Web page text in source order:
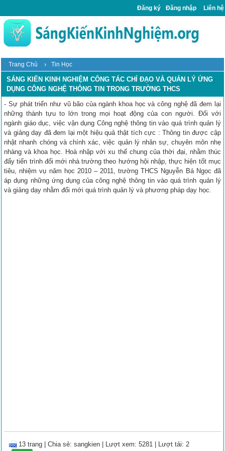
Đăng ký Đăng nhập Liên hệ
Trang Chủ › Tin Học
SÁNG KIẾN KINH NGHIỆM CÔNG TÁC CHỈ ĐẠO VÀ QUẢN LÝ ỨNG
DỤNG CÔNG NGHỆ THÔNG TIN TRONG TRƯỜNG THCS
- Sự phát triển như vũ bão của ngành khoa học và công nghệ đã đem lại
những thành tựu to lớn trong mọi hoạt động của con người. Đối với
ngành giáo dục, việc vận dụng Công nghệ thông tin vào quá trình quản lý
và giảng dạy đã đem lại một hiệu quả thật tích cực : Thông tin được cập
nhật nhanh chóng và chính xác, việc quản lý nhân sự, chuyên môn nhẹ
nhàng và khoa học. Hoà nhập với xu thế chung của thời đại, nhằm thúc
đẩy tiến trình đổi mới nhà trường theo hướng hội nhập, thực hiện tốt mục
tiêu, nhiệm vụ năm học 2010 – 2011, trường THCS Nguyễn Bá Ngọc đã
áp dụng những ứng dụng của công nghệ thông tin vào quá trình quản lý
và giảng dạy nhằm đổi mới quá trình quản lý và phương pháp dạy học.
13 trang |Chia sẻ:sangkien | Lượt xem: 5281 | Lượt tải: 2